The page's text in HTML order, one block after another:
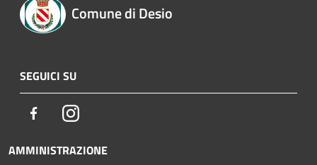
Comune di Desio
SEGUICI SU
FacebookInstagram
AMMINISTRAZIONE